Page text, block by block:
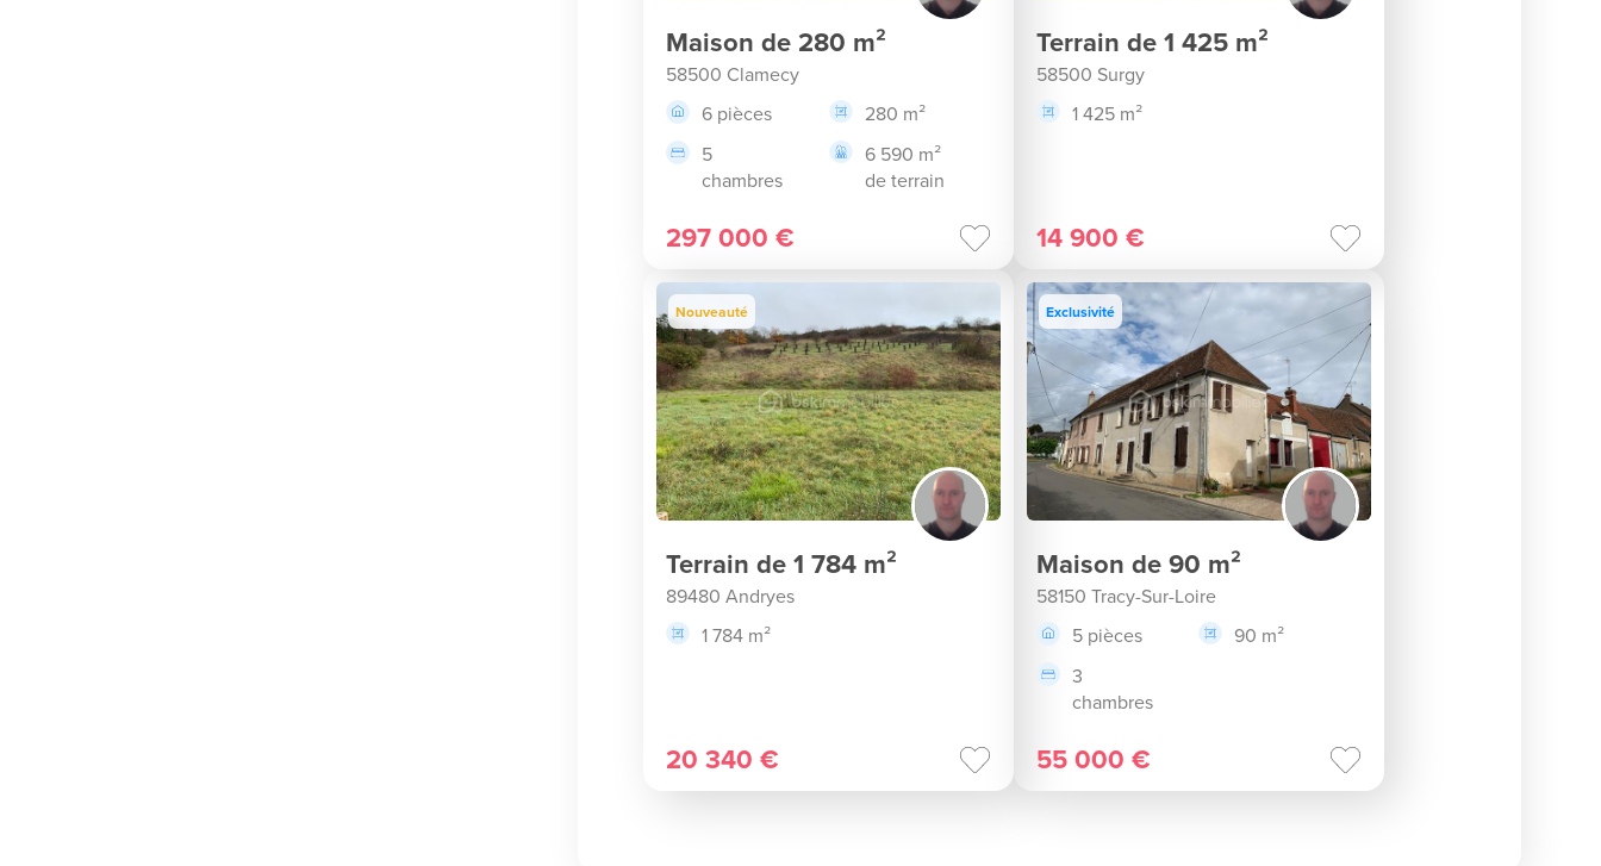
Maison de 280 m²
58500 Clamecy
6 pièces
280 m²
5
chambres
6 590 m²
de terrain
297 000 €
Terrain de 1 425 m²
58500 Surgy
1 425 m²
14 900 €
Nouveauté
Terrain de 1 784 m²
89480 Andryes
1 784 m²
20 340 €
Exclusivité
Maison de 90 m²
58150 Tracy-Sur-Loire
5 pièces
90 m²
3
chambres
55 000 €